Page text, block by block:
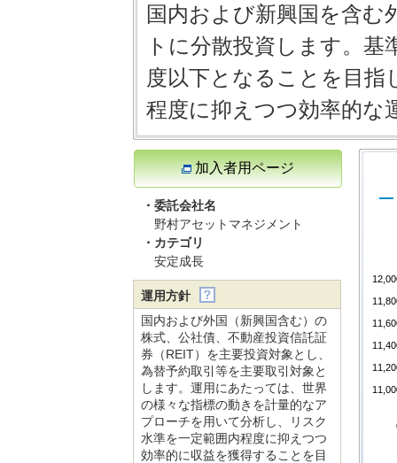
国内および新興国を含む
トに分散投資します。
度以下となることを目指
程度に抑えつつ効率的な
加入者用ページ
・委託会社名
野村アセットマネジメント
・カテゴリ
安定成長
運用方針
国内および外国（新興国含む）の
株式、公社債、不動産投資信託証
券（REIT）を主要投資対象とし、
為替予約取引等を主要取引対象と
します。運用にあたっては、世界
の様々な指標の動きを計量的なア
プローチを用いて分析し、リスク
水準を一定範囲内程度に抑えつつ
効率的に収益を獲得することを目